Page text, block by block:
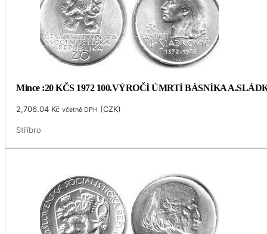
Mince :20 KČS 1972 100.VÝROČÍ ÚMRTÍ BÁSNÍKA
2,706.04 Kč včetně DPH (CZK)
Stříbro